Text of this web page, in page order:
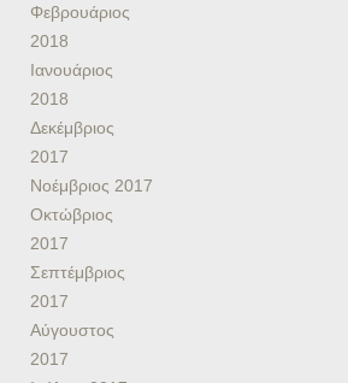
Φεβρουάριος
2018
Ιανουάριος
2018
Δεκέμβριος
2017
Νοέμβριος 2017
Οκτώβριος
2017
Σεπτέμβριος
2017
Αύγουστος
2017